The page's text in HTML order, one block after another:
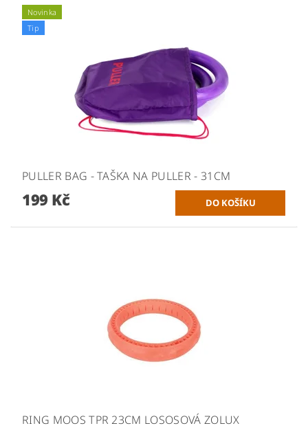
Novinka
Tip
PULLER BAG - TAŠKA NA PULLER - 31CM
199 Kč
RING MOOS TPR 23CM LOSOSOVÁ ZOLUX